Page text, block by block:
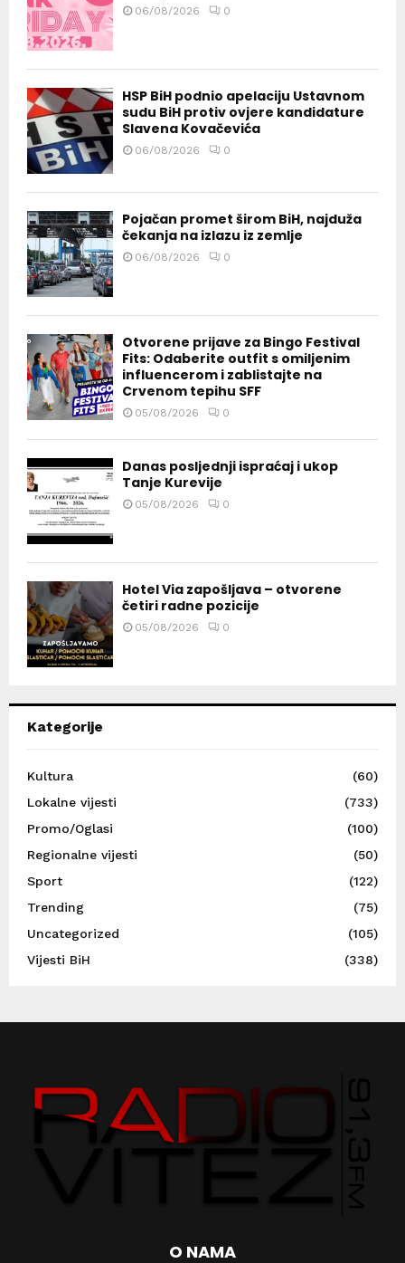
06/08/2026 0
HSP BiH podnio apelaciju Ustavnom
sudu BiH protiv ovjere kandidature
Slavena Kovačevića
06/08/2026 0
Pojačan promet širom BiH, najduža
čekanja na izlazu iz zemlje
06/08/2026 0
Otvorene prijave za Bingo Festival
Fits: Odaberite outfit s omiljenim
influencerom i zablistajte na
Crvenom tepihu SFF
05/08/2026 0
Danas posljednji ispraćaj i ukop
Tanje Kurevije
05/08/2026 0
Hotel Via zapošljava – otvorene
četiri radne pozicije
05/08/2026 0
Kategorije
Kultura
(60)
Lokalne vijesti
(733)
Promo/Oglasi
(100)
Regionalne vijesti
(50)
Sport
(122)
Trending
(75)
Uncategorized
(105)
Vijesti BiH
(338)
O NAMA